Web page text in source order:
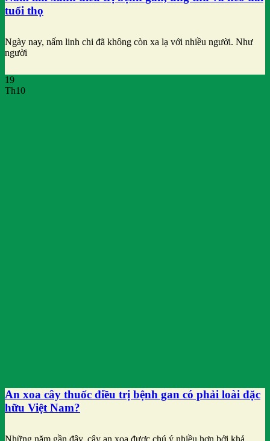
tuổi thọ
Ngày nay, nấm linh chi đã không còn xa lạ với nhiều người. Như
người
19
Th10
An xoa cây thuốc điều trị bệnh gan có phải loài đặc
hữu Việt Nam?
Những năm gần đây, cây an xoa được chú ý nhiều hơn bởi khả